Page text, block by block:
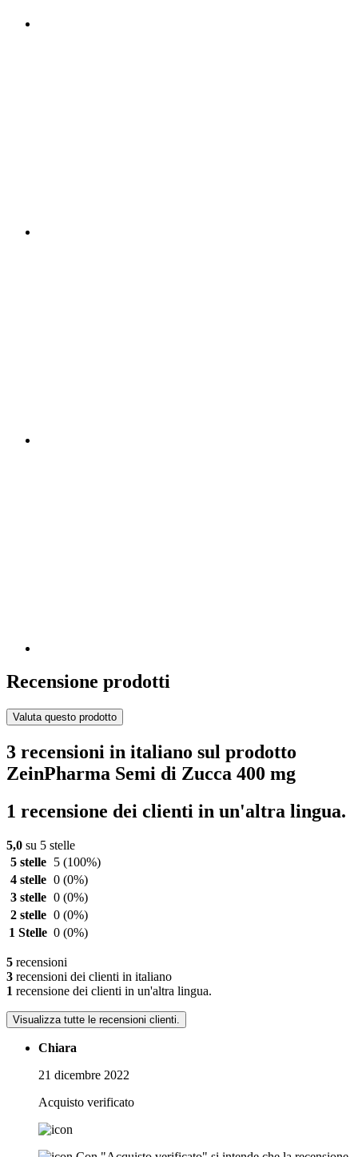
Recensione prodotti
Valuta questo prodotto
3 recensioni in italiano sul prodotto
ZeinPharma Semi di Zucca 400 mg
1 recensione dei clienti in un'altra lingua.
5,0 su 5 stelle
5 stelle
5 (100%)
4 stelle 0 (0%)
3 stelle 0 (0%)
2 stelle 0 (0%)
1 Stelle 0 (0%)
5 recensioni
3 recensioni dei clienti in italiano
1 recensione dei clienti in un'altra lingua.
Visualizza tutte le recensioni clienti.
Chiara
21 dicembre 2022
Acquisto verificato